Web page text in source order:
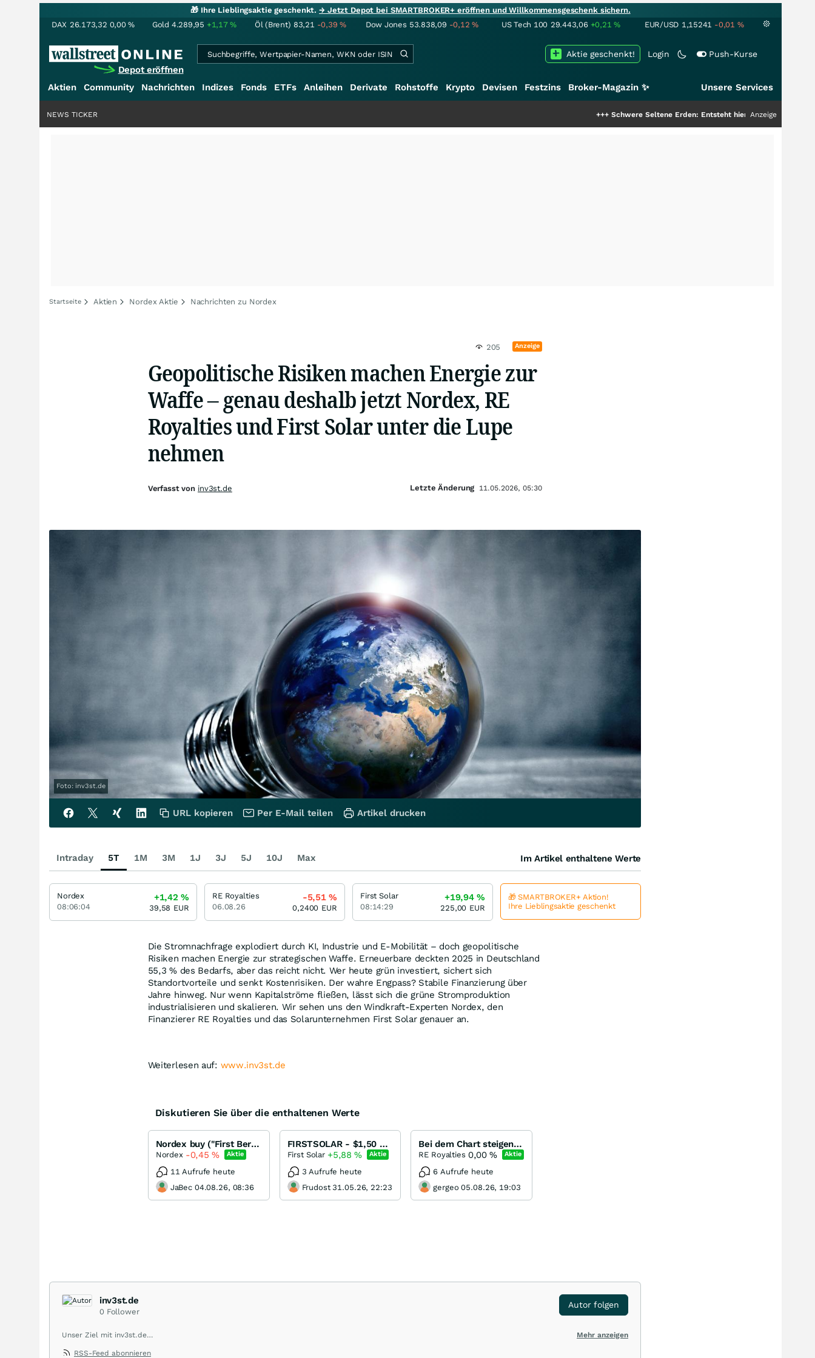
🎁 Ihre Lieblingsaktie geschenkt.→ Jetzt Depot bei SMARTBROKER+ eröffnen und Willkommensgeschenk sichern.
DAX 26.173,32 0,00% Gold 4.289,95 +1,17% Öl (Brent) 83,21 -0,39% Dow Jones 53.838,09 -0,12% US Tech 100 29.443,06 +0,21% EUR/USD 1,15241 -0,01 %
Depot eröffnen
Login Push-Kurse
Aktie geschenkt!
Aktien Community Nachrichten Indizes Fonds ETFs Anleihen Derivate Rohstoffe Krypto Devisen Festzins Broker-Magazin ✨ Unsere Services
Schwere Seltene Erden: Entsteht hier die nächste Milliardenstory?
Anzeige
NEWS TICKER
Startseite Aktien Nordex Aktie Nachrichten zu Nordex
205 Anzeige
Geopolitische Risiken machen Energie zur
Waffe – genau deshalb jetzt Nordex, RE
Royalties und First Solar unter die Lupe
nehmen
Foto: inv3st.de
Die Stromnachfrage explodiert durch KI, Industrie und E-Mobilität – doch geopolitische
Risiken machen Energie zur strategischen Waffe. Erneuerbare deckten 2025 in Deutschland
55,3 % des Bedarfs, aber das reicht nicht. Wer heute grün investiert, sichert sich
Standortvorteile und senkt Kostenrisiken. Der wahre Engpass? Stabile Finanzierung über
Jahre hinweg. Nur wenn Kapitalströme fließen, lässt sich die grüne Stromproduktion
industrialisieren und skalieren. Wir sehen uns den Windkraft-Experten Nordex, den
Finanzierer RE Royalties und das Solarunternehmen First Solar genauer an.
Weiterlesen auf: www.inv3st.de
Diskutieren Sie über die enthaltenen Werte
Nordex buy ("First Berlin")
Nordex -0,45% Aktie
11 Aufrufe heute
JaBec 04.08.26, 08:36
FIRSTSOLAR - $1,50 pro Wp - Werden die etablierten Solarzellenhersteller unter Druck kommen?
First Solar +5,88% Aktie
3 Aufrufe heute
Frudost 31.05.26, 22:23
Bei dem Chart steigen nur die Mutigen ein
RE Royalties 0,00% Aktie
6 Aufrufe heute
gergeo 05.08.26, 19:03
inv3st.de
0 Follower
Autor folgen
Mehr anzeigen
Unser Ziel mit inv3st.de
RSS-Feed abonnieren
Verfasst von inv3st.de Letzte Änderung 11.05.2026, 05:30
URL kopieren Per E-Mail teilen Artikel drucken
Intraday 5T 1M 3M 1J 3J 5J 10J Max Im Artikel enthaltene Werte
Nordex
08:06:04
+1,42%
39,58 EUR
RE Royalties
06.08.26
-5,51%
0,2400 EUR
First Solar
08:14:29
+19,94%
225,00 EUR
🎁 SMARTBROKER+ Aktion!
Ihre Lieblingsaktie geschenkt